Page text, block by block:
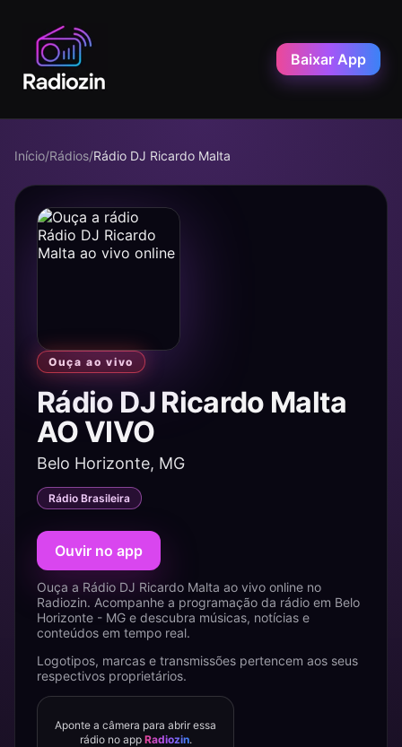
Baixar App
Início/Rádios/Rádio DJ Ricardo Malta
Ouça ao vivo
Rádio DJ Ricardo Malta
AO VIVO
Belo Horizonte, MG
Rádio Brasileira
Ouvir no app
Ouça a Rádio DJ Ricardo Malta ao vivo online no
Radiozin. Acompanhe a programação da rádio em Belo
Horizonte - MG e descubra músicas, notícias e
conteúdos em tempo real.
Logotipos, marcas e transmissões pertencem aos seus
respectivos proprietários.
Aponte a câmera para abrir essa
rádio no app Radiozin.